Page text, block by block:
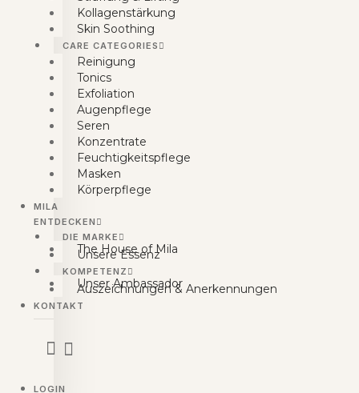
Kollagenstärkung
Skin Soothing
CARE CATEGORIES
Reinigung
Tonics
Exfoliation
Augenpflege
Seren
Konzentrate
Feuchtigkeitspflege
Masken
Körperpflege
MILA
ENTDECKEN
DIE MARKE
The House of Mila
Unsere Essenz
KOMPETENZ
Unser Ambassador
Auszeichnungen & Anerkennungen
KONTAKT
LOGIN